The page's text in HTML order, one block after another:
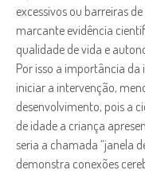
excessivos ou barreiras
marcante evidência
qualidade de vida e
Por isso a importância
iniciar a intervenção,
desenvolvimento, pois a
de idade a criança
seria a chamada “janela
demonstra conexões